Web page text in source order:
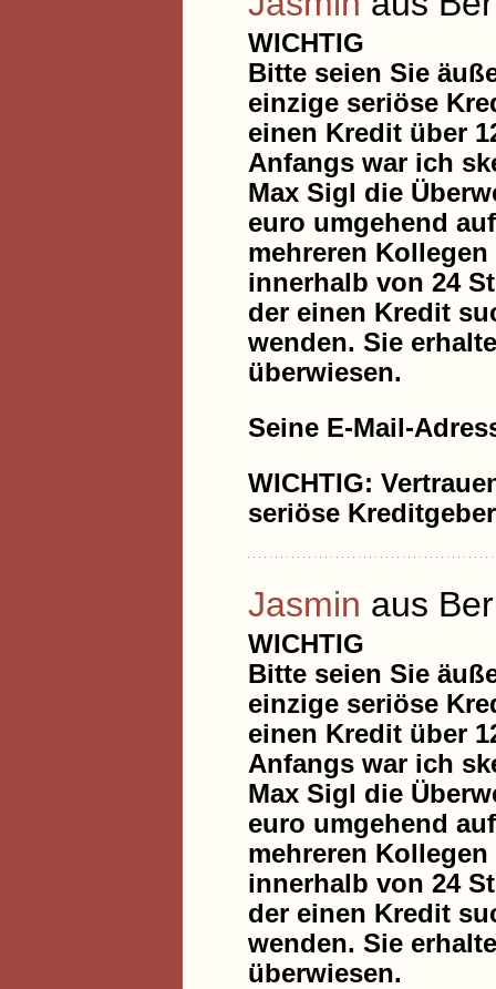
WICHTIG
Bitte seien Sie
einzige seriöse
einen Kredit über
Anfangs war ich
Max Sigl die
euro umgehend
mehreren
innerhalb von 24
der einen Kredit
wenden. Sie
überwiesen.
Seine E-Mail-
WICHTIG:
seriöse
Jasmin aus
WICHTIG
Bitte seien Sie
einzige seriöse
einen Kredit über
Anfangs war ich
Max Sigl die
euro umgehend
mehreren
innerhalb von 24
der einen Kredit
wenden. Sie
überwiesen.